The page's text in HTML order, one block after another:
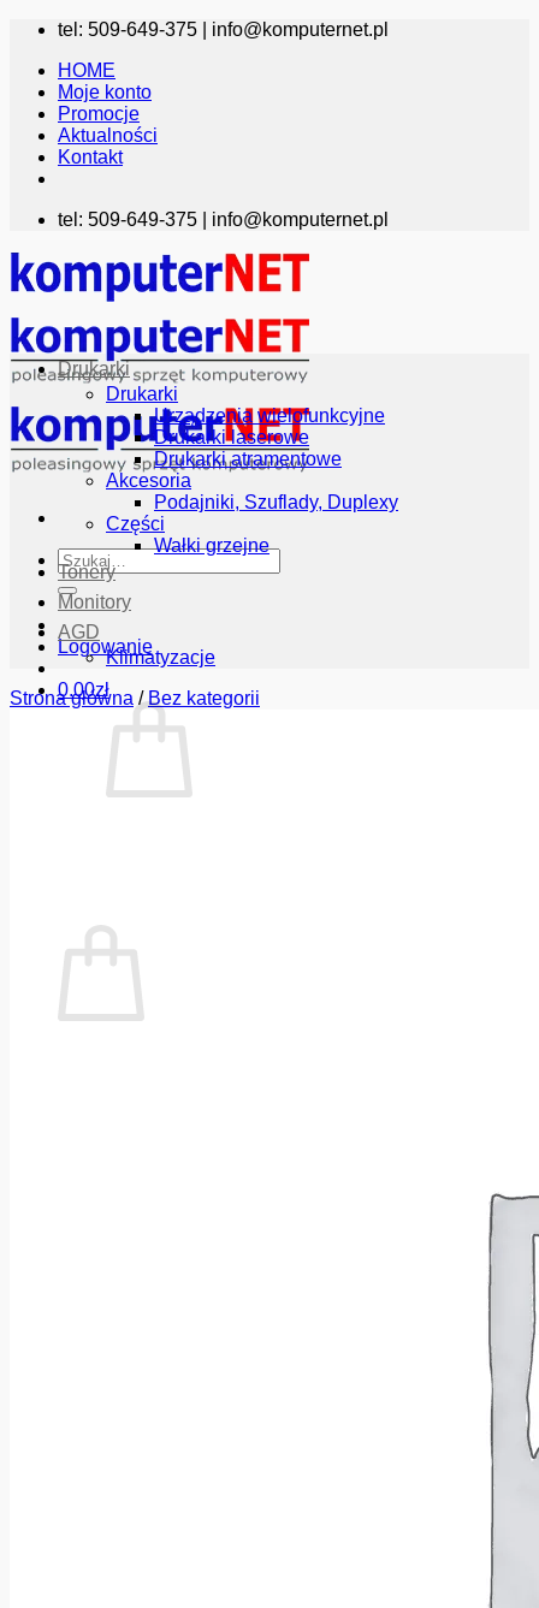
Przewiń
zawartości
tel: 509-649-375 | info@komputernet.pl
HOME
Moje konto
Promocje
Aktualności
Kontakt
tel: 509-649-375 | info@komputernet.pl
Szukaj:
Logowanie
0.00zł
Drukarki
Drukarki
Urządzenia wielofunkcyjne
Drukarki laserowe
Drukarki atramentowe
Akcesoria
Podajniki, Szuflady, Duplexy
Części
Wałki grzejne
Tonery
Monitory
AGD
Klimatyzacje
Strona główna / Bez kategorii